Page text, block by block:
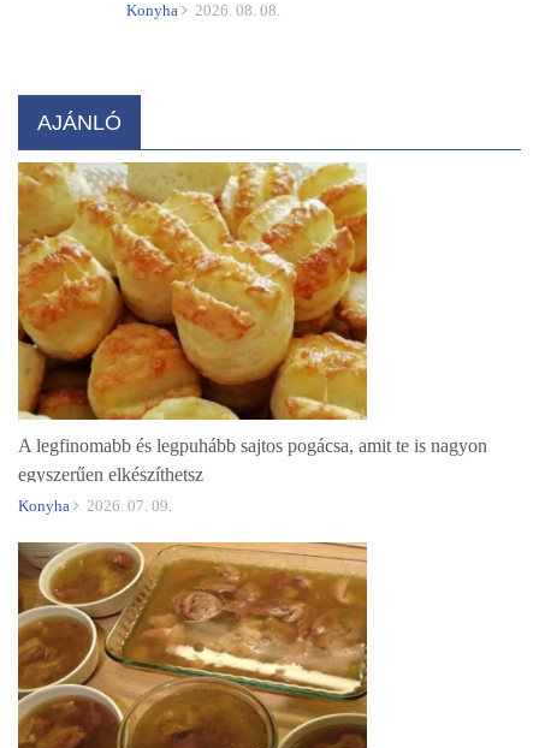
Konyha 2026. 08. 08.
AJÁNLÓ
A legfinomabb és legpuhább sajtos pogácsa, amit te is nagyon
egyszerűen elkészíthetsz
Konyha 2026. 07. 09.